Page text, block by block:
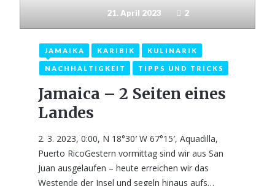
21. April 2023 2
JAMAIKA KARIBIK KULINARIK
NACHHALTIGKEIT TIPPS UND TRICKS
Jamaica – 2 Seiten eines
Landes
2. 3. 2023, 0:00, N 18°30′ W 67°15′, Aquadilla,
Puerto RicoGestern vormittag sind wir aus San
Juan ausgelaufen – heute erreichen wir das
Westende der Insel und segeln hinaus aufs…